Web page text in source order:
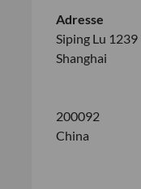
Adresse
Siping Lu 1239
Shanghai
200092
China